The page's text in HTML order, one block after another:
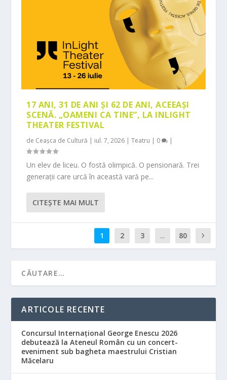
17 ANI, 31 DE ANI ȘI 62 DE ANI, ACEEAȘI
SCENĂ. „OAMENI CA TINE”, LA INLIGHT
THEATER FESTIVAL
de Ceașca de Cultură | iul. 7, 2026 |Teatru | 0 |
Un elev de liceu. O fostă olimpică. O pensionară. Trei
generații care urcă în această vară pe...
CITEŞTE MAI MULT
1 2 3 ... 80
ARTICOLE RECENTE
Concursul Internațional George Enescu 2026
debutează la Ateneul Român cu un concert-
eveniment sub bagheta maestrului Cristian
Măcelaru